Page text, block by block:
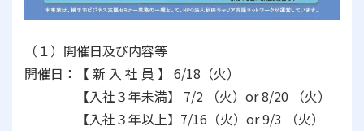
（１）開催日及び内容等
開催日：【 新 入 社 員 】 6/18（火）
【入社３年未満】 7/2 （火）or 8/20 （火）
【入社３年以上】7/16（火）or 9/3 （火）